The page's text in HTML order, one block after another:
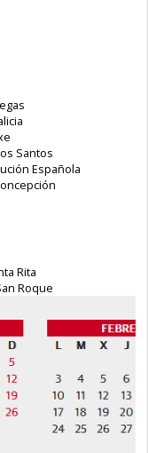
Santos
Española
Rita
Roque